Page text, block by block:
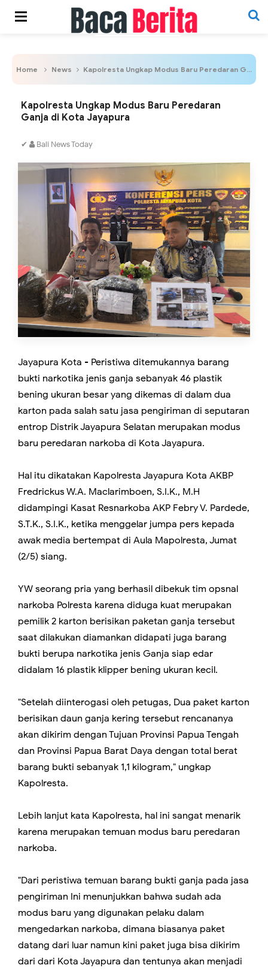
Home News Kapolresta Ungkap Modus Baru Peredaran Ganja di Kota Jayapura
Kapolresta Ungkap Modus Baru Peredaran
Ganja di Kota Jayapura
✔ Bali News Today
Jayapura Kota - Peristiwa ditemukannya barang
bukti narkotika jenis ganja sebanyak 46 plastik
bening ukuran besar yang dikemas di dalam dua
karton pada salah satu jasa pengiriman di seputaran
entrop Distrik Jayapura Selatan merupakan modus
baru peredaran narkoba di Kota Jayapura.
Hal itu dikatakan Kapolresta Jayapura Kota AKBP
Fredrickus W.A. Maclarimboen, S.I.K., M.H
didampingi Kasat Resnarkoba AKP Febry V. Pardede,
S.T.K., S.I.K., ketika menggelar jumpa pers kepada
awak media bertempat di Aula Mapolresta, Jumat
(2/5) siang.
YW seorang pria yang berhasil dibekuk tim opsnal
narkoba Polresta karena diduga kuat merupakan
pemilik 2 karton berisikan paketan ganja tersebut
saat dilakukan diamankan didapati juga barang
bukti berupa narkotika jenis Ganja siap edar
didalam 16 plastik klipper bening ukuran kecil.
"Setelah diinterogasi oleh petugas, Dua paket karton
berisikan daun ganja kering tersebut rencananya
akan dikirim dengan Tujuan Provinsi Papua Tengah
dan Provinsi Papua Barat Daya dengan total berat
barang bukti sebanyak 1,1 kilogram," ungkap
Kapolresta.
Lebih lanjut kata Kapolresta, hal ini sangat menarik
karena merupakan temuan modus baru peredaran
narkoba.
"Dari peristiwa temuan barang bukti ganja pada jasa
pengiriman Ini menunjukkan bahwa sudah ada
modus baru yang digunakan pelaku dalam
mengedarkan narkoba, dimana biasanya paket
datang dari luar namun kini paket juga bisa dikirim
dari dari Kota Jayapura dan tentunya akan menjadi